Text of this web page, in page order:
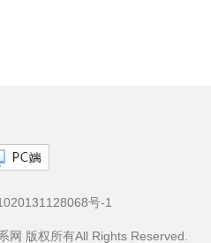
号-1
网 版权所有All Rights Reserved.